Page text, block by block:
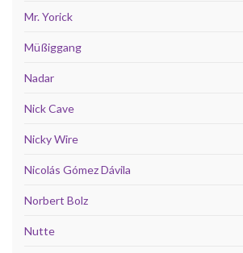
Mr. Yorick
Müßiggang
Nadar
Nick Cave
Nicky Wire
Nicolás Gómez Dávila
Norbert Bolz
Nutte